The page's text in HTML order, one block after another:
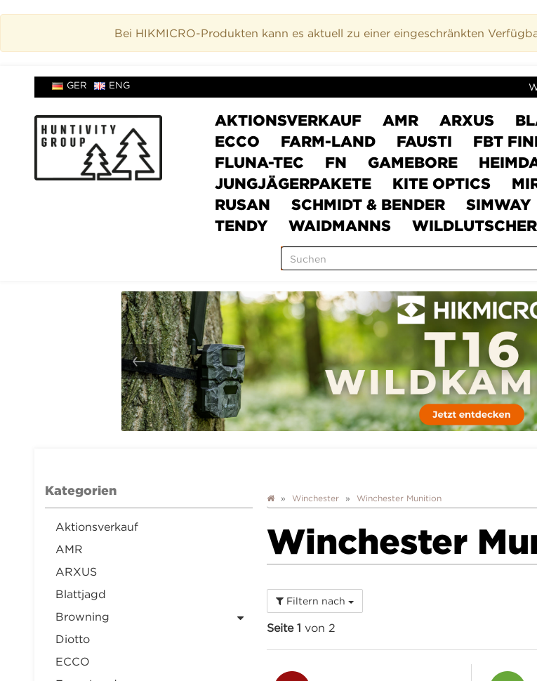
Bei HIKMICRO-Produkten kann es aktuell zu einer eingeschränkten
GER ENG
AKTIONSVERKAUF AMR ARXUS
ECCO
FARM-LAND FAUSTI FBT
FLUNA-TEC
FN GAMEBORE
JUNGJÄGERPAKETE
KITE OPTICS
RUSAN
SCHMIDT & BENDER SIMWAY
TENDY
WAIDMANNS WILDLUTSCHER
Winchester Winchester Munition
Winchester
Filtern nach
Seite 1 von 2
Kategorien
Aktionsverkauf
AMR
ARXUS
Blattjagd
Browning
Diotto
ECCO